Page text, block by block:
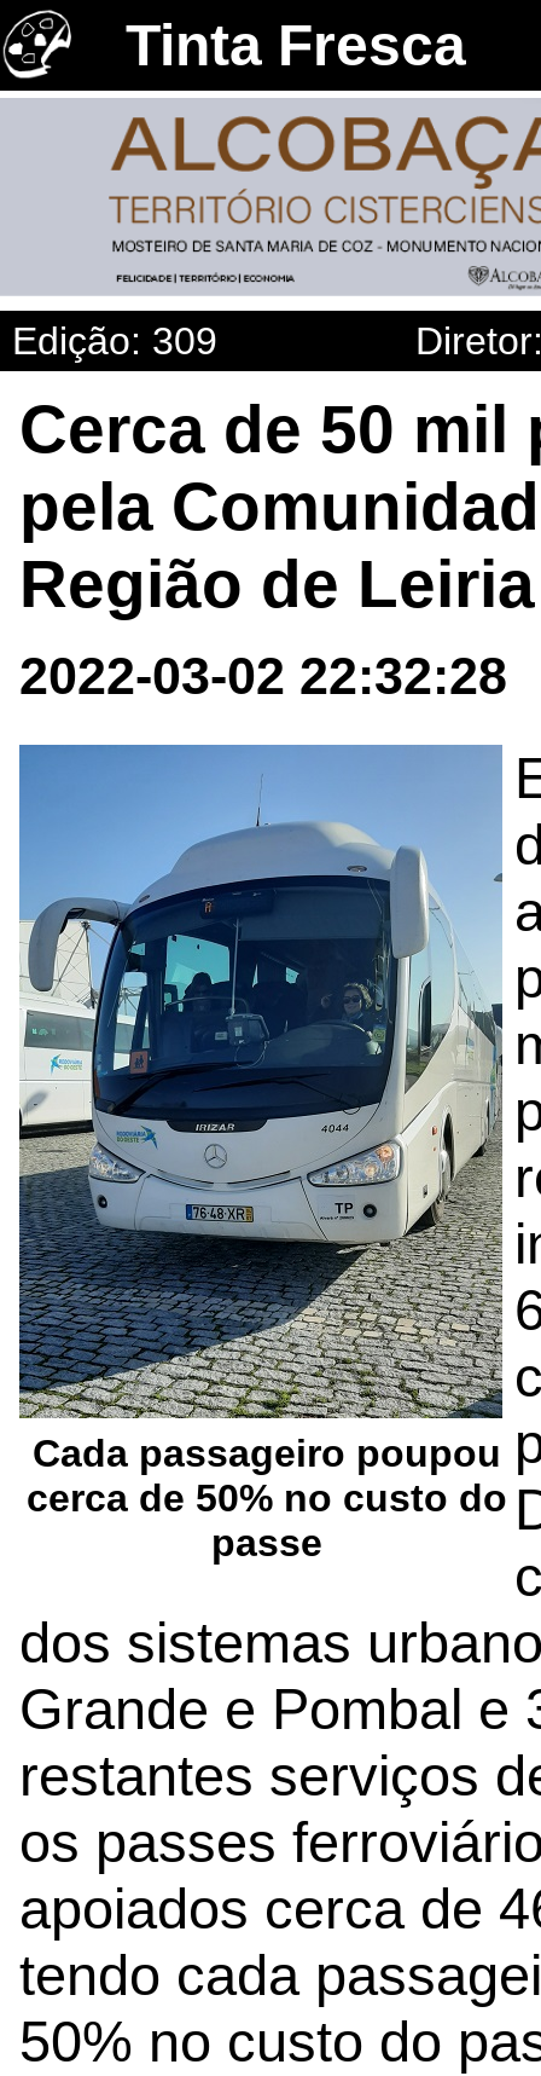
Tinta Fresca
Edição: 309
Cerca de 50
pela
Região de
2022-03-02 22:32:28
Cada passageiro poupou
cerca de 50% no custo do
passe
dos sistemas
Grande e Pombal e
restantes serviços
os passes
apoiados cerca de
tendo cada
50% no custo do